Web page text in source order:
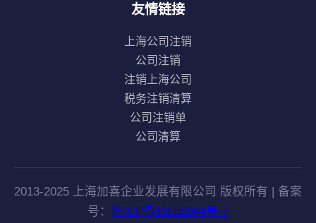
友情链接
上海公司注销
公司注销
注销上海公司
税务注销清算
公司注销单
公司清算
2013-2025 上海加喜企业发展有限公司 版权所有 | 备案
号： 沪ICP备13009944号-7